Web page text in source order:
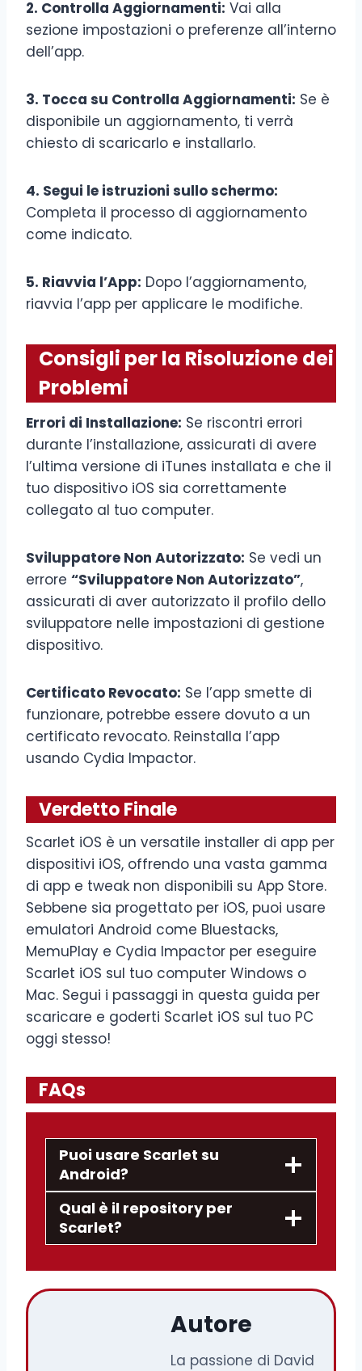
2. Controlla Aggiornamenti: Vai alla
sezione impostazioni o preferenze all’interno
dell’app.
3. Tocca su Controlla Aggiornamenti: Se è
disponibile un aggiornamento, ti verrà
chiesto di scaricarlo e installarlo.
4. Segui le istruzioni sullo schermo:
Completa il processo di aggiornamento
come indicato.
5. Riavvia l’App: Dopo l’aggiornamento,
riavvia l’app per applicare le modifiche.
Consigli per la Risoluzione dei
Problemi
Errori di Installazione: Se riscontri errori
durante l’installazione, assicurati di avere
l’ultima versione di iTunes installata e che il
tuo dispositivo iOS sia correttamente
collegato al tuo computer.
Sviluppatore Non Autorizzato: Se vedi un
errore “Sviluppatore Non Autorizzato”,
assicurati di aver autorizzato il profilo dello
sviluppatore nelle impostazioni di gestione
dispositivo.
Certificato Revocato: Se l’app smette di
funzionare, potrebbe essere dovuto a un
certificato revocato. Reinstalla l’app
usando Cydia Impactor.
Verdetto Finale
Scarlet iOS è un versatile installer di app per
dispositivi iOS, offrendo una vasta gamma
di app e tweak non disponibili su App Store.
Sebbene sia progettato per iOS, puoi usare
emulatori Android come Bluestacks,
MemuPlay e Cydia Impactor per eseguire
Scarlet iOS sul tuo computer Windows o
Mac. Segui i passaggi in questa guida per
scaricare e goderti Scarlet iOS sul tuo PC
oggi stesso!
FAQs
Puoi usare Scarlet su
Android?
Qual è il repository per
Scarlet?
Autore
La passione di David